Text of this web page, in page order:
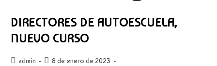
DIRECTORES DE AUTOESCUELA,
NUEVO CURSO
Autoradmin
Publicación
8 de enero de 2023